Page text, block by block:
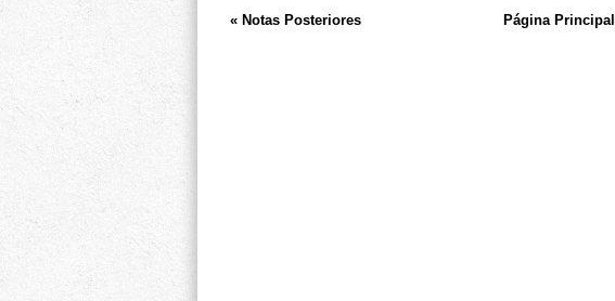
« Notas Posteriores Página Principal